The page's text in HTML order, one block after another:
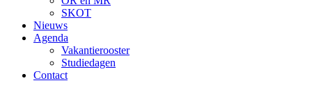
SKOT
Nieuws
Agenda
Vakantierooster
Studiedagen
Contact